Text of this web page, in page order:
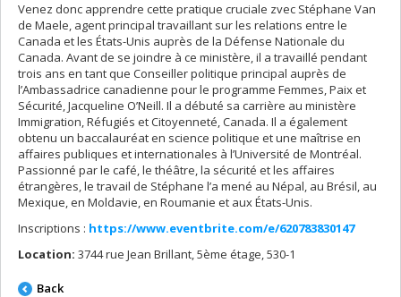
Venez donc apprendre cette pratique cruciale zvec Stéphane Van
de Maele, agent principal travaillant sur les relations entre le
Canada et les États-Unis auprès de la Défense Nationale du
Canada. Avant de se joindre à ce ministère, il a travaillé pendant
trois ans en tant que Conseiller politique principal auprès de
l’Ambassadrice canadienne pour le programme Femmes, Paix et
Sécurité, Jacqueline O’Neill. Il a débuté sa carrière au ministère
Immigration, Réfugiés et Citoyenneté, Canada. Il a également
obtenu un baccalauréat en science politique et une maîtrise en
affaires publiques et internationales à l’Université de Montréal.
Passionné par le café, le théâtre, la sécurité et les affaires
étrangères, le travail de Stéphane l’a mené au Népal, au Brésil, au
Mexique, en Moldavie, en Roumanie et aux États-Unis.
Inscriptions : https://www.eventbrite.com/e/620783830147
Location: 3744 rue Jean Brillant, 5ème étage, 530-1
Back